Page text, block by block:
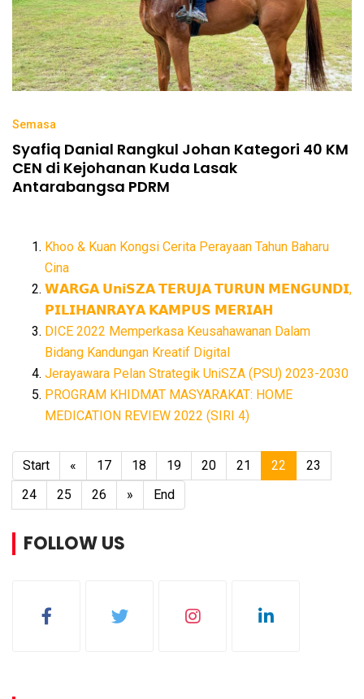
Semasa
Syafiq Danial Rangkul Johan Kategori 40 KM
CEN di Kejohanan Kuda Lasak
Antarabangsa PDRM
Khoo & Kuan Kongsi Cerita Perayaan Tahun Baharu
Cina
𝗪𝗔𝗥𝗚𝗔 𝗨𝗻𝗶𝗦𝗭𝗔 𝗧𝗘𝗥𝗨𝗝𝗔 𝗧𝗨𝗥𝗨𝗡 𝗠𝗘𝗡𝗚𝗨𝗡𝗗𝗜,
𝗣𝗜𝗟𝗜𝗛𝗔𝗡𝗥𝗔𝗬𝗔 𝗞𝗔𝗠𝗣𝗨𝗦 𝗠𝗘𝗥𝗜𝗔𝗛
DICE 2022 Memperkasa Keusahawanan Dalam
Bidang Kandungan Kreatif Digital
Jerayawara Pelan Strategik UniSZA (PSU) 2023-2030
PROGRAM KHIDMAT MASYARAKAT: HOME
MEDICATION REVIEW 2022 (SIRI 4)
Start « 17 18 19 20 21 22
23
24
25 26 » End
FOLLOW US